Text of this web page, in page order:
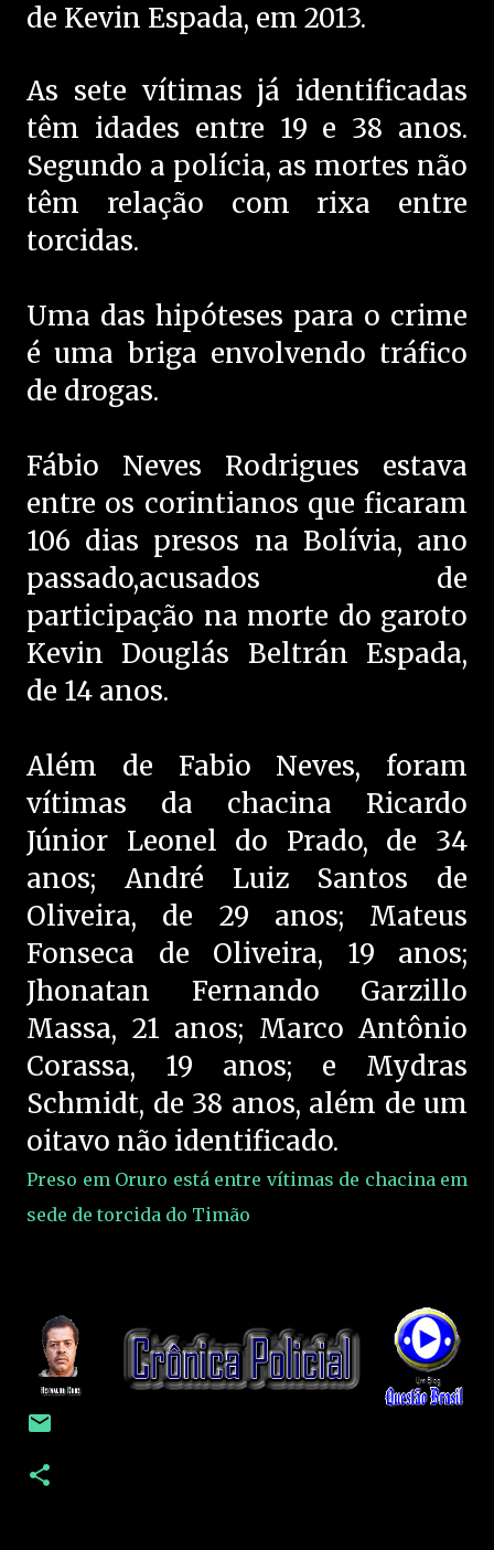
de Kevin Espada, em 2013.
As sete vítimas já identificadas
têm idades entre 19 e 38 anos.
Segundo a polícia, as mortes não
têm relação com rixa entre
torcidas.
Uma das hipóteses para o crime
é uma briga envolvendo tráfico
de drogas.
Fábio Neves Rodrigues estava
entre os corintianos que ficaram
106 dias presos na Bolívia, ano
passado,acusados de
participação na morte do garoto
Kevin Douglás Beltrán Espada,
de 14 anos.
Além de Fabio Neves, foram
vítimas da chacina Ricardo
Júnior Leonel do Prado, de 34
anos; André Luiz Santos de
Oliveira, de 29 anos; Mateus
Fonseca de Oliveira, 19 anos;
Jhonatan Fernando Garzillo
Massa, 21 anos; Marco Antônio
Corassa, 19 anos; e Mydras
Schmidt, de 38 anos, além de um
oitavo não identificado.
Preso em Oruro está entre vítimas de chacina em
sede de torcida do Timão